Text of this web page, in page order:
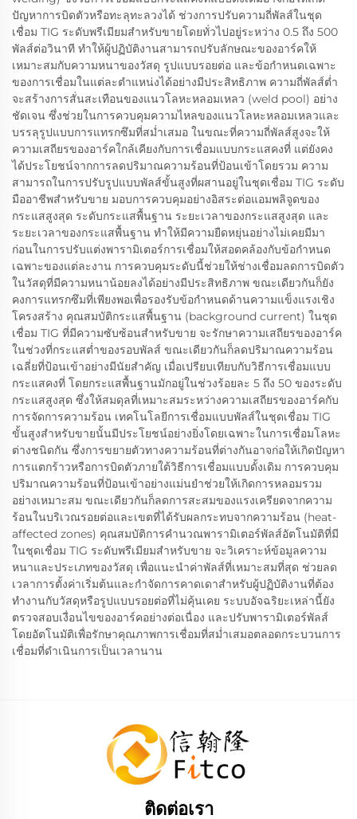
ปัญหาการบิดตัวหรือทะลุทะลวงได้ ช่วงการปรับความถี่พัลส์ในชุด
เชื่อม TIG ระดับพรีเมียมสำหรับขายโดยทั่วไปอยู่ระหว่าง 0.5 ถึง 500
พัลส์ต่อวินาที ทำให้ผู้ปฏิบัติงานสามารถปรับลักษณะของอาร์คให้
เหมาะสมกับความหนาของวัสดุ รูปแบบรอยต่อ และข้อกำหนดเฉพาะ
ของการเชื่อมในแต่ละตำแหน่งได้อย่างมีประสิทธิภาพ ความถี่พัลส์ต่ำ
จะสร้างการสั่นสะเทือนของแนวโลหะหลอมเหลว (weld pool) อย่าง
ชัดเจน ซึ่งช่วยในการควบคุมความไหลของแนวโลหะหลอมเหลวและ
บรรลุรูปแบบการแทรกซึมที่สม่ำเสมอ ในขณะที่ความถี่พัลส์สูงจะให้
ความเสถียรของอาร์คใกล้เคียงกับการเชื่อมแบบกระแสคงที่ แต่ยังคง
ได้ประโยชน์จากการลดปริมาณความร้อนที่ป้อนเข้าโดยรวม ความ
สามารถในการปรับรูปแบบพัลส์ขั้นสูงที่ผสานอยู่ในชุดเชื่อม TIG ระดับ
มืออาชีพสำหรับขาย มอบการควบคุมอย่างอิสระต่อแอมพลิจูดของ
กระแสสูงสุด ระดับกระแสพื้นฐาน ระยะเวลาของกระแสสูงสุด และ
ระยะเวลาของกระแสพื้นฐาน ทำให้มีความยืดหยุ่นอย่างไม่เคยมีมา
ก่อนในการปรับแต่งพารามิเตอร์การเชื่อมให้สอดคล้องกับข้อกำหนด
เฉพาะของแต่ละงาน การควบคุมระดับนี้ช่วยให้ช่างเชื่อมลดการบิดตัว
ในวัสดุที่มีความหนาน้อยลงได้อย่างมีประสิทธิภาพ ขณะเดียวกันก็ยัง
คงการแทรกซึมที่เพียงพอเพื่อรองรับข้อกำหนดด้านความแข็งแรงเชิง
โครงสร้าง คุณสมบัติกระแสพื้นฐาน (background current) ในชุด
เชื่อม TIG ที่มีความซับซ้อนสำหรับขาย จะรักษาความเสถียรของอาร์ค
ในช่วงที่กระแสต่ำของรอบพัลส์ ขณะเดียวกันก็ลดปริมาณความร้อน
เฉลี่ยที่ป้อนเข้าอย่างมีนัยสำคัญ เมื่อเปรียบเทียบกับวิธีการเชื่อมแบบ
กระแสคงที่ โดยกระแสพื้นฐานมักอยู่ในช่วงร้อยละ 5 ถึง 50 ของระดับ
กระแสสูงสุด ซึ่งให้สมดุลที่เหมาะสมระหว่างความเสถียรของอาร์คกับ
การจัดการความร้อน เทคโนโลยีการเชื่อมแบบพัลส์ในชุดเชื่อม TIG
ขั้นสูงสำหรับขายนั้นมีประโยชน์อย่างยิ่งโดยเฉพาะในการเชื่อมโลหะ
ต่างชนิดกัน ซึ่งการขยายตัวทางความร้อนที่ต่างกันอาจก่อให้เกิดปัญหา
การแตกร้าวหรือการบิดตัวภายใต้วิธีการเชื่อมแบบดั้งเดิม การควบคุม
ปริมาณความร้อนที่ป้อนเข้าอย่างแม่นยำช่วยให้เกิดการหลอมรวม
อย่างเหมาะสม ขณะเดียวกันก็ลดการสะสมของแรงเครียดจากความ
ร้อนในบริเวณรอยต่อและเขตที่ได้รับผลกระทบจากความร้อน (heat-
affected zones) คุณสมบัติการคำนวณพารามิเตอร์พัลส์อัตโนมัติที่มี
ในชุดเชื่อม TIG ระดับพรีเมียมสำหรับขาย จะวิเคราะห์ข้อมูลความ
หนาและประเภทของวัสดุ เพื่อแนะนำค่าพัลส์ที่เหมาะสมที่สุด ช่วยลด
เวลาการตั้งค่าเริ่มต้นและกำจัดการคาดเดาสำหรับผู้ปฏิบัติงานที่ต้อง
ทำงานกับวัสดุหรือรูปแบบรอยต่อที่ไม่คุ้นเคย ระบบอัจฉริยะเหล่านี้ยัง
ตรวจสอบเงื่อนไขของอาร์คอย่างต่อเนื่อง และปรับพารามิเตอร์พัลส์
โดยอัตโนมัติเพื่อรักษาคุณภาพการเชื่อมที่สม่ำเสมอตลอดกระบวนการ
เชื่อมที่ดำเนินการเป็นเวลานาน
ติดต่อเรา